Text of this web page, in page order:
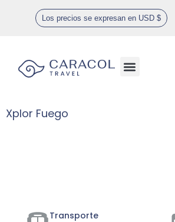
Los precios se expresan en USD $
Xplor Fuego
Transporte